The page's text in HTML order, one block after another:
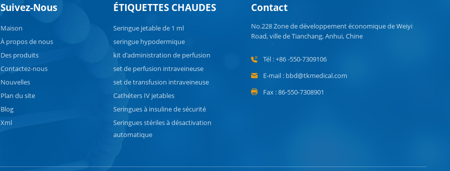
Suivez-Nous
Maison
À propos de nous
Des produits
Contactez-nous
Nouvelles
Plan du site
Blog
Xml
ÉTIQUETTES CHAUDES
Seringue jetable de 1 ml
seringue hypodermique
kit d'administration de perfusion
set de perfusion intraveineuse
set de transfusion intraveineuse
Cathéters IV jetables
Seringues à insuline de sécurité
Seringues stériles à désactivation
automatique
Contact
No.228 Zone de développement économique de Weiyi
Road, ville de Tianchang, Anhui, Chine
Tél : +86 -550-7309106
E-mail : bbd@tkmedical.com
Fax : 86-550-7308901